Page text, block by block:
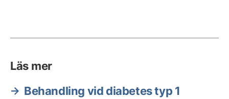
Läs mer
Behandling vid diabetes typ 1